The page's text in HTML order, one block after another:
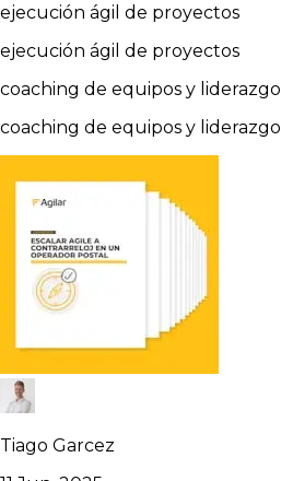
ejecución ágil de proyectos
ejecución ágil de proyectos
coaching de equipos y liderazgo
coaching de equipos y liderazgo
Tiago Garcez